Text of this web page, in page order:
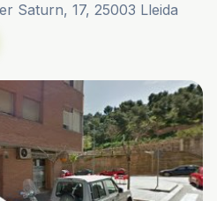
Saturn, 17, 25003 Lleida